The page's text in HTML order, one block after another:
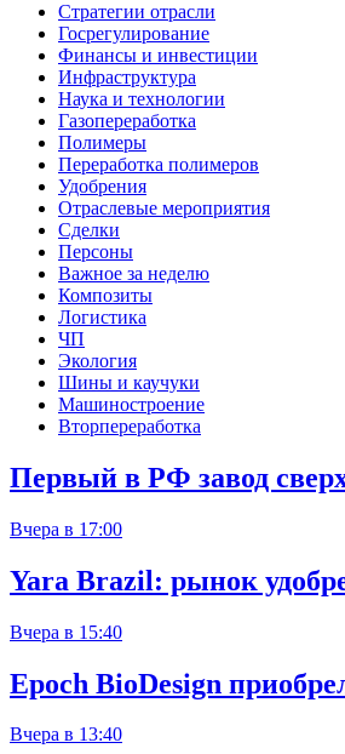
Стратегии отрасли
Госрегулирование
Финансы и инвестиции
Инфраструктура
Наука и технологии
Газопереработка
Полимеры
Переработка полимеров
Удобрения
Отраслевые мероприятия
Сделки
Персоны
Важное за неделю
Композиты
Логистика
ЧП
Экология
Шины и каучуки
Машиностроение
Вторпереработка
Первый в РФ завод
Вчера в 17:00
Yara Brazil: рынок
Вчера в 15:40
Epoch BioDesign
Вчера в 13:40